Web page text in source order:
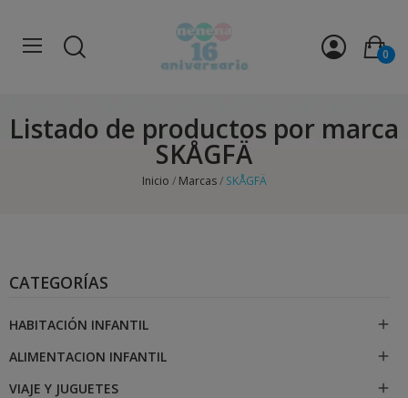
0
Listado de productos por marca
SKÅGFÄ
Inicio Marcas SKÅGFÄ
CATEGORÍAS
HABITACIÓN INFANTIL 
ALIMENTACION INFANTIL 
VIAJE Y JUGUETES 